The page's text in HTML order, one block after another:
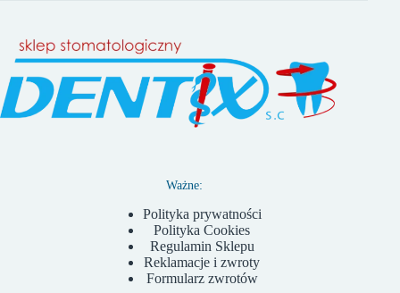
Ważne:
Polityka prywatności
Polityka Cookies
Regulamin Sklepu
Reklamacje i zwroty
Formularz zwrotów